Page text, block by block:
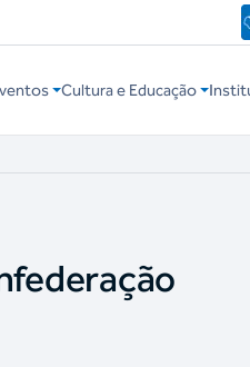
Cultura e Educação